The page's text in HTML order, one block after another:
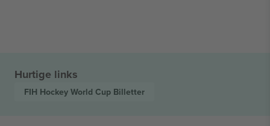
Hurtige links
FIH Hockey World Cup Billetter